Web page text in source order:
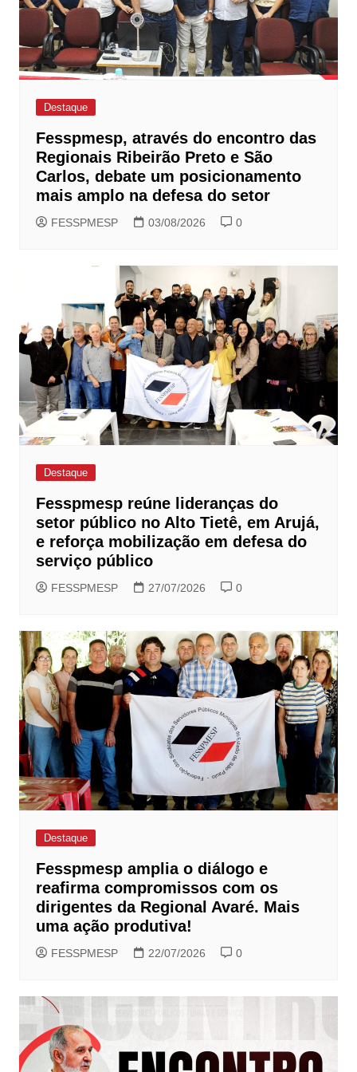
Destaque
Fesspmesp, através do encontro das
Regionais Ribeirão Preto e São
Carlos, debate um posicionamento
mais amplo na defesa do setor
FESSPMESP 03/08/2026 0
Destaque
Fesspmesp reúne lideranças do
setor público no Alto Tietê, em Arujá,
e reforça mobilização em defesa do
serviço público
FESSPMESP 27/07/2026 0
Destaque
Fesspmesp amplia o diálogo e
reafirma compromissos com os
dirigentes da Regional Avaré. Mais
uma ação produtiva!
FESSPMESP 22/07/2026 0